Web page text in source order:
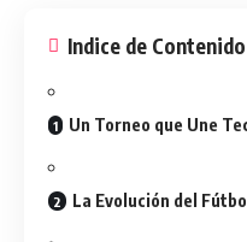
Indice de Contenido
Un Torneo que Une
La Evolución del